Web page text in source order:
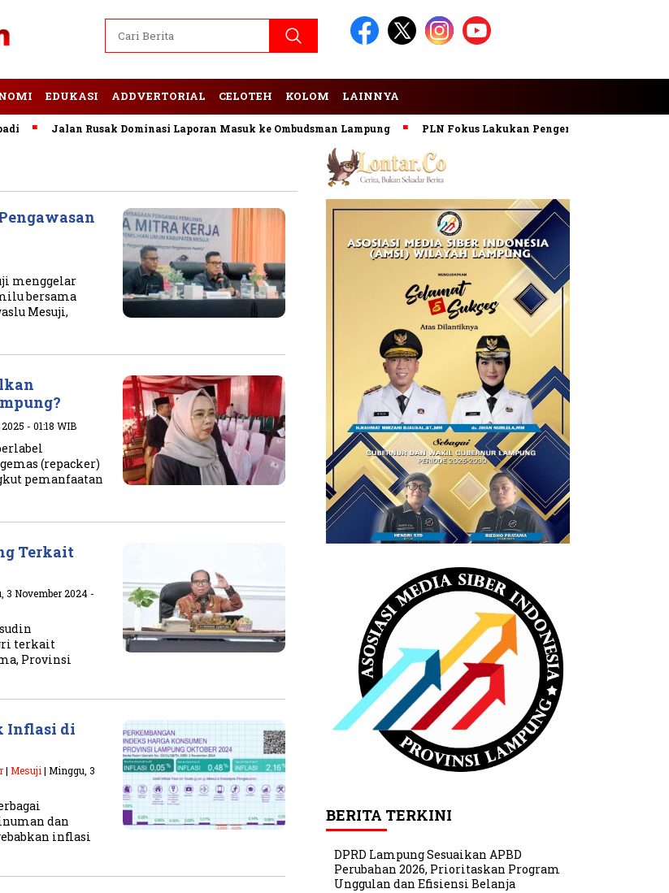
EDUKASI ADDVERTORIAL CELOTEH KOLOM LAINNYA
Jalan Rusak Dominasi Laporan Masuk ke Ombudsman Lampung PLN Fokus Lakukan Pengembangan Pembangkit
menggelar
bersama
Mesuji,
- 01:18 WIB
(repacker)
pemanfaatan
Terkait
3 November 2024 -
terkait
Provinsi
Inflasi di
| Mesuji | Minggu, 3
dan
inflasi
BERITA TERKINI
DPRD Lampung Sesuaikan APBD
Perubahan 2026, Prioritaskan Program
Unggulan dan Efisiensi Belanja